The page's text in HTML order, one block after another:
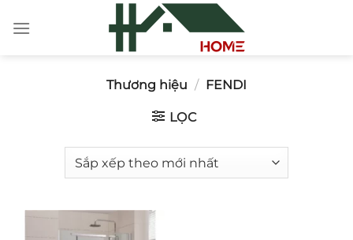
đến
Thương hiệu / FENDI
LỌC